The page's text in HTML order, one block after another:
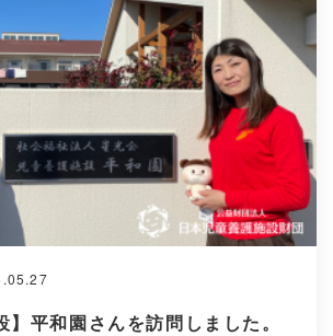
】平和園さんを訪問しました。